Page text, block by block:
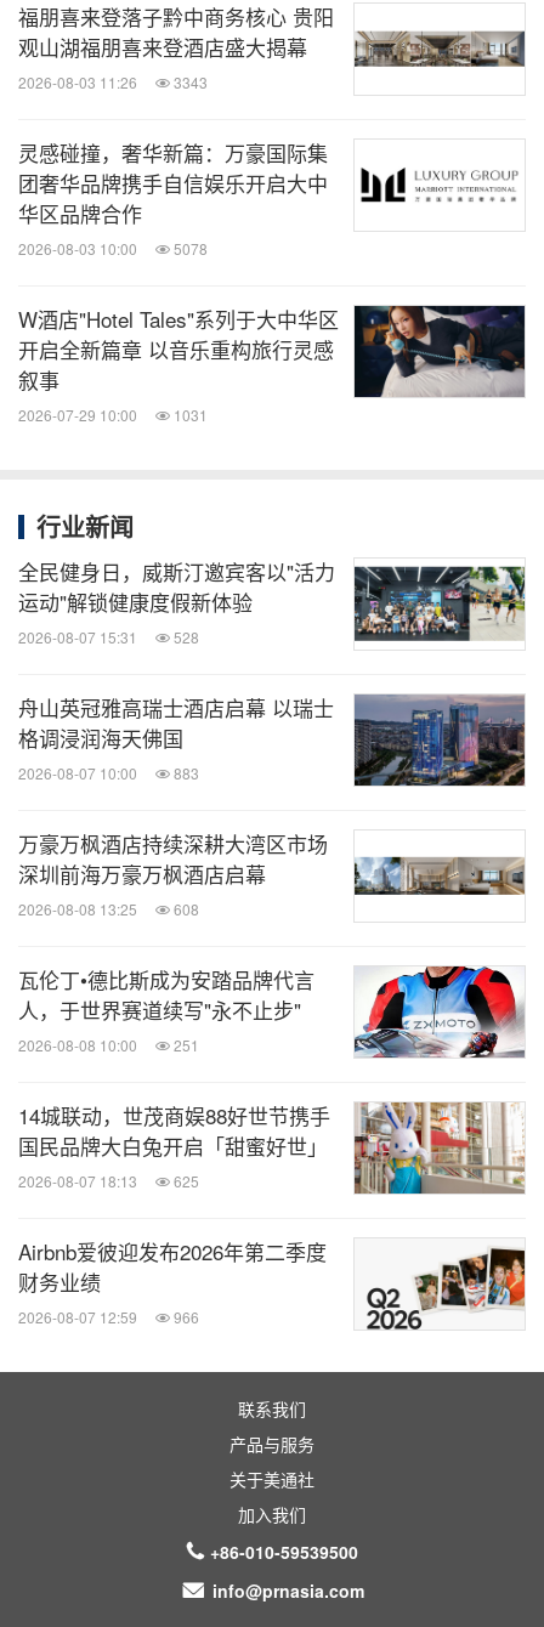
福朋喜来登落子黔中商务核心 贵阳
观山湖福朋喜来登酒店盛大揭幕
2026-08-03 11:26 3343
灵感碰撞，奢华新篇：万豪国际集
团奢华品牌携手自信娱乐开启大中
华区品牌合作
2026-08-03 10:00 5078
W酒店"Hotel Tales"系列于大中华区
开启全新篇章 以音乐重构旅行灵感
叙事
2026-07-29 10:00 1031
行业新闻
全民健身日，威斯汀邀宾客以"活力
运动"解锁健康度假新体验
2026-08-07 15:31 528
舟山英冠雅高瑞士酒店启幕 以瑞士
格调浸润海天佛国
2026-08-07 10:00 883
万豪万枫酒店持续深耕大湾区市场
深圳前海万豪万枫酒店启幕
2026-08-08 13:25 608
瓦伦丁•德比斯成为安踏品牌代言
人，于世界赛道续写"永不止步"
2026-08-08 10:00 251
14城联动，世茂商娱88好世节携手
国民品牌大白兔开启「甜蜜好世」
2026-08-07 18:13 625
Airbnb爱彼迎发布2026年第二季度
财务业绩
2026-08-07 12:59 966
联系我们
产品与服务
关于美通社
加入我们
+86-010-59539500
info@prnasia.com